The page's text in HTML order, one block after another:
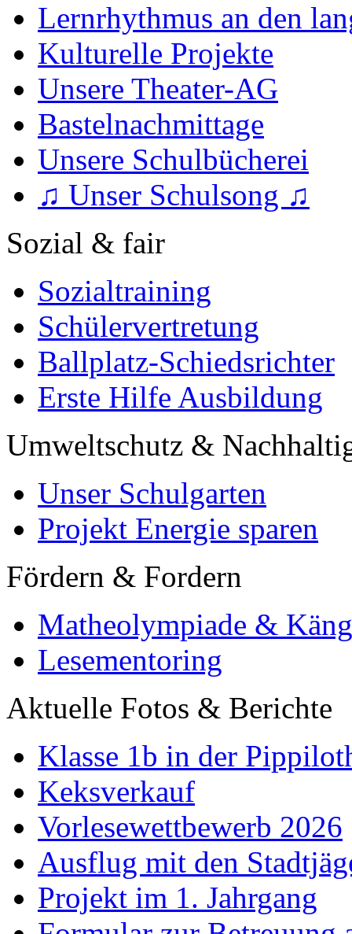
Lernrhythmus an den
Kulturelle Projekte
Unsere Theater-AG
Bastelnachmittage
Unsere Schulbücherei
♫ Unser Schulsong ♫
Sozial & fair
Sozialtraining
Schülervertretung
Ballplatz-Schiedsrichter
Erste Hilfe Ausbildung
Umweltschutz &
Unser Schulgarten
Projekt Energie sparen
Fördern & Fordern
Matheolympiade &
Lesementoring
Aktuelle Fotos & Berichte
Klasse 1b in der
Keksverkauf
Vorlesewettbewerb 2026
Ausflug mit den
Projekt im 1. Jahrgang